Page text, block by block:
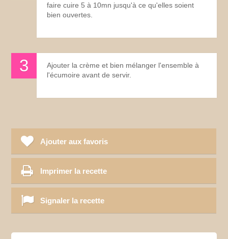
faire cuire 5 à 10mn jusqu'à ce qu'elles soient
bien ouvertes.
Ajouter la crème et bien mélanger l'ensemble à
l'écumoire avant de servir.
Ajouter aux favoris
Imprimer la recette
Signaler la recette